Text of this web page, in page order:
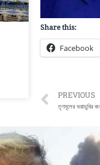
Share this:
Facebook
Prev
PREVIOUS